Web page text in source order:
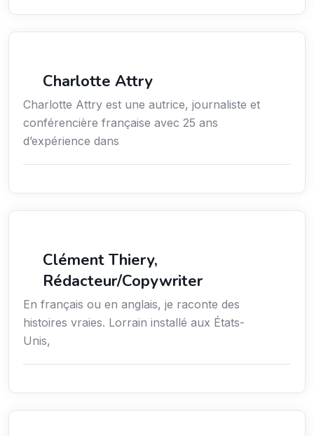
Charlotte Attry
Charlotte Attry est une autrice, journaliste et
conférencière française avec 25 ans
d’expérience dans
Clément Thiery,
Rédacteur/Copywriter
En français ou en anglais, je raconte des
histoires vraies. Lorrain installé aux États-
Unis,